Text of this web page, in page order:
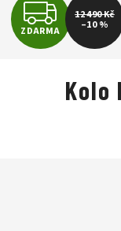
Kolo
Z
D
A
R
ZDARMA
12 490 Kč
–10 %